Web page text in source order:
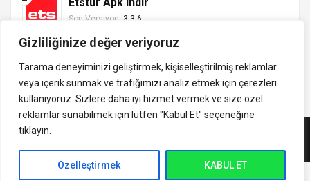
Gizliliğinize değer veriyoruz
Tarama deneyiminizi geliştirmek, kişiselleştirilmiş reklamlar
veya içerik sunmak ve trafiğimizi analiz etmek için çerezleri
kullanıyoruz. Sizlere daha iyi hizmet vermek ve size özel
reklamlar sunabilmek için lütfen "Kabul Et" seçeneğine
tıklayın.
Özelleştirmek KABUL ET
Son Versiyon: 3.3.6
indirVip.com, en güvenilir ve hızlı APK indirme platformudur! En
popüler Android oyunları, uygulamaları, müzik, video ve eğitim
APK'larını güvenli ve ücretsiz indirin. Güncel sürümler, mod
yaşayın. indirVip ile en yeni APK oyunlarını, uygulamalarını ve
medya araçlarını hemen keşfedin!. indirVip
uashadow7@gmail.com